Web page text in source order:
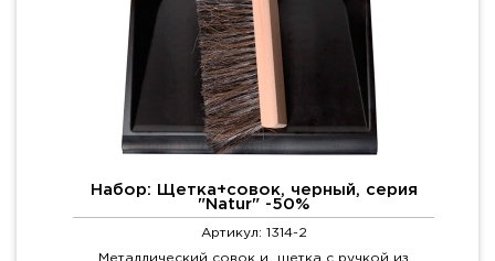
Набор: Щетка+совок, черный, серия
"Natur" -50%
Артикул: 1314-2
Металлический совок и щетка с ручкой из